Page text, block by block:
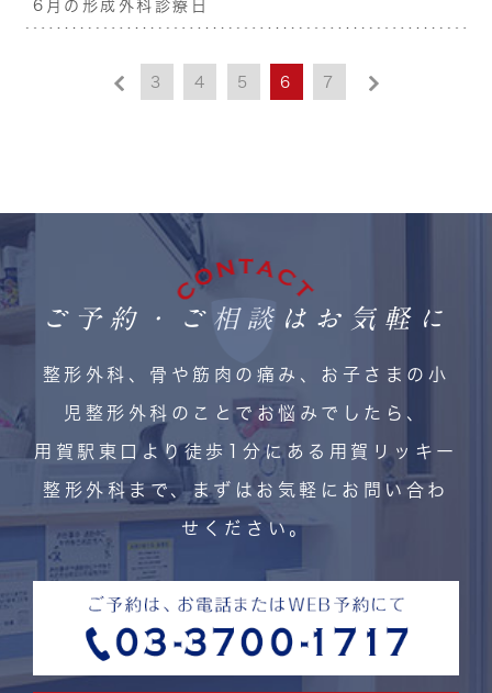
6月の形成外科診療日
3 4 5 6 7
ご予約・ご相談はお気軽に
整形外科、骨や筋肉の痛み、お子さまの小
児整形外科のことでお悩みでしたら、
用賀駅東口より徒歩1分にある用賀リッキー
整形外科まで、まずはお気軽にお問い合わ
せください。